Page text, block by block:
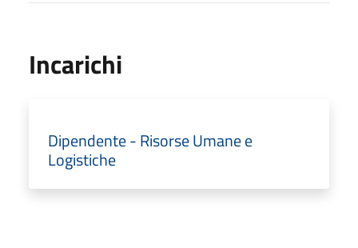
Incarichi
Dipendente - Risorse Umane e
Logistiche